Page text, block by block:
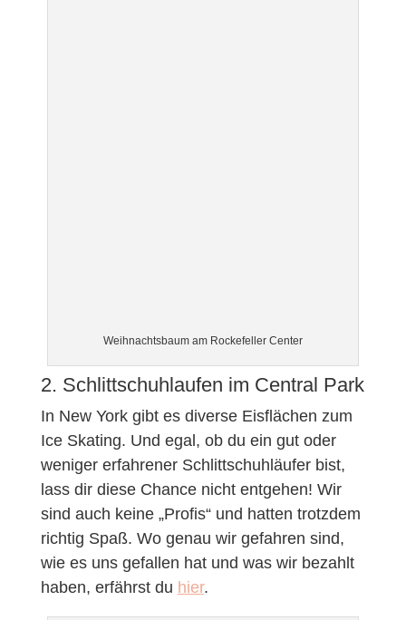
Weihnachtsbaum am Rockefeller Center
2. Schlittschuhlaufen im Central Park
In New York gibt es diverse Eisflächen zum
Ice Skating. Und egal, ob du ein gut oder
weniger erfahrener Schlittschuhläufer bist,
lass dir diese Chance nicht entgehen! Wir
sind auch keine „Profis“ und hatten trotzdem
richtig Spaß. Wo genau wir gefahren sind,
wie es uns gefallen hat und was wir bezahlt
haben, erfährst du hier.